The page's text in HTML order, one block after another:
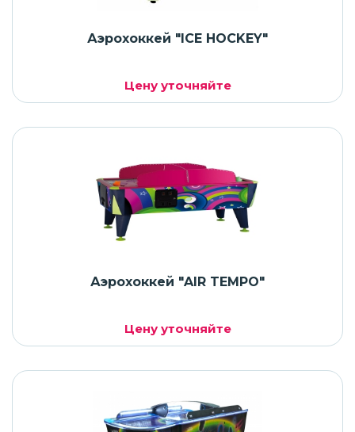
Аэрохоккей "ICE HOCKEY"
Цену уточняйте
Аэрохоккей "AIR TEMPO"
Цену уточняйте